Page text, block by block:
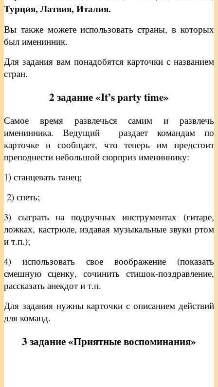
Турция, Латвия, Италия.
Вы также можете использовать страны, в которых
был именинник.
Для задания вам понадобятся карточки с названием
стран.
2 задание «It’spartytime»
Самое время развлечься самим и развлечь
именинника. Ведущий раздает командам по
карточке и сообщает, что теперь им предстоит
преподнести небольшой сюрприз имениннику:
1) станцевать танец;
2) спеть;
3) сыграть на подручных инструментах (гитаре,
ложках, кастрюле, издавая музыкальные звуки ртом
и т.п.);
4) использовать свое воображение (показать
смешную сценку, сочинить стишок-поздравление,
рассказать анекдот и т.п.
Для задания нужны карточки с описанием действий
для команд.
3 задание «Приятные воспоминания»